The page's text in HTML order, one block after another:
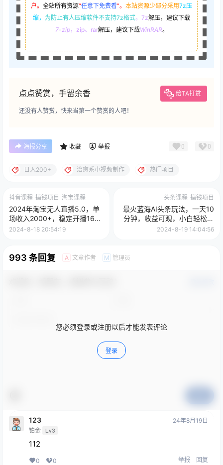
户。 全站所有资源“任意下免费看”。 本站资源少部分采用7z压
缩， 为防止有人压缩软件不支持7z格式，7z解压，建议下载
7-zip，zip、rar解压，建议下载WinRAR。
点点赞赏，手留余香 给TA打赏
还没有人赞赏，快来当第一个赞赏的人吧！
海报分享 收藏 举报 0 0
日入200+ 治愈系小视频制作 热门项目
抖音课程 搞钱项目 淘宝课程
2024年淘宝无人直播5.0，单
场收入2000+，稳定开播160
小时无违规，新手小白无脑驾
2024-8-18 20:54:19
头条课程 搞钱项目
最火蓝海AI头条玩法，一天10
分钟，收益可观，小白轻松月
入3万+
2024-8-19 14:04:56
993 条回复 A 文章作者 M 管理员
您必须登录或注册以后才能发表评论
登录
123
铂金 Lv3
24年8月19日
112
0 0 举报 回复